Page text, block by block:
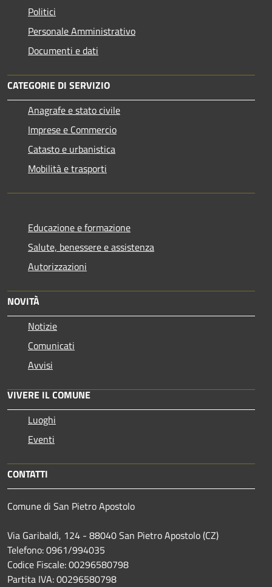
Politici
Personale Amministrativo
Documenti e dati
CATEGORIE DI SERVIZIO
Anagrafe e stato civile
Imprese e Commercio
Catasto e urbanistica
Mobilità e trasporti
Educazione e formazione
Salute, benessere e assistenza
Autorizzazioni
NOVITÀ
Notizie
Comunicati
Avvisi
VIVERE IL COMUNE
Luoghi
Eventi
CONTATTI
Comune di San Pietro Apostolo
Via Garibaldi, 124 - 88040 San Pietro Apostolo (CZ)
Telefono: 0961/994035
Codice Fiscale: 00296580798
Partita IVA: 00296580798